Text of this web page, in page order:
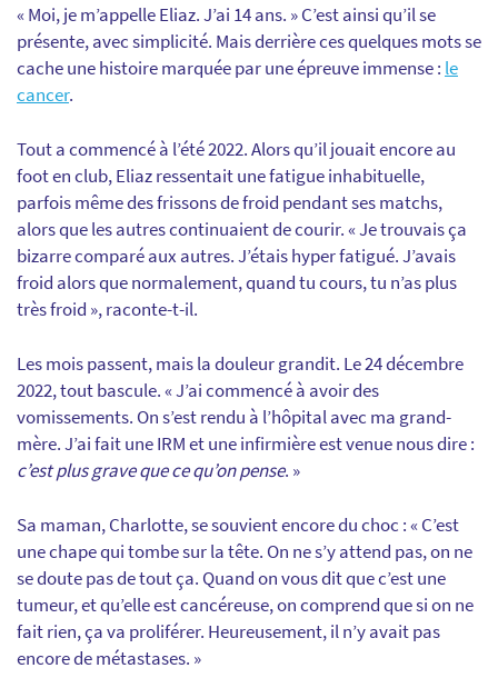
« Moi, je m’appelle Eliaz. J’ai 14 ans. » C’est ainsi qu’il se
présente, avec simplicité. Mais derrière ces quelques mots se
cache une histoire marquée par une épreuve immense : le
cancer.
Tout a commencé à l’été 2022. Alors qu’il jouait encore au
foot en club, Eliaz ressentait une fatigue inhabituelle,
parfois même des frissons de froid pendant ses matchs,
alors que les autres continuaient de courir. « Je trouvais ça
bizarre comparé aux autres. J’étais hyper fatigué. J’avais
froid alors que normalement, quand tu cours, tu n’as plus
très froid », raconte-t-il.
Les mois passent, mais la douleur grandit. Le 24 décembre
2022, tout bascule. « J’ai commencé à avoir des
vomissements. On s’est rendu à l’hôpital avec ma grand-
mère. J’ai fait une IRM et une infirmière est venue nous dire :
c’est plus grave que ce qu’on pense. »
Sa maman, Charlotte, se souvient encore du choc : « C’est
une chape qui tombe sur la tête. On ne s’y attend pas, on ne
se doute pas de tout ça. Quand on vous dit que c’est une
tumeur, et qu’elle est cancéreuse, on comprend que si on ne
fait rien, ça va proliférer. Heureusement, il n’y avait pas
encore de métastases. »